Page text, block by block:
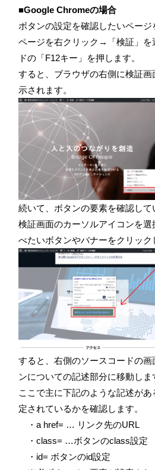
■Google Chromeの場合
ボタンの設定を確認したいページ
ページを右クリック→「検証」を
ドの「F12キー」を押します。
すると、ブラウザの右側に検証
示されます。
続いて、ボタンの要素を確認して
検証画面のカーソルアイコンを選
べたいボタンやバナーをクリック
すると、右側のソースコードの画
ンについての記述部分に移動しま
ここで主に下記のような記述が
定されているかを確認します。
・a href= … リンク先のURL
・class= …ボタンのclass設定
・id= ボタンのid設定